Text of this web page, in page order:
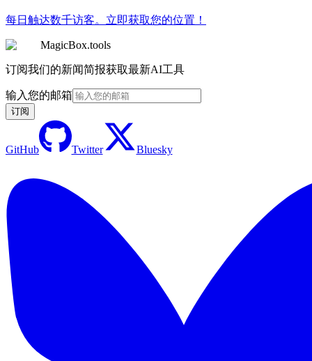
每日触达数千访客。立即获取您的位置！
MagicBox.tools
订阅我们的新闻简报获取最新AI工具
输入您的邮箱
订阅
GitHub Twitter Bluesky